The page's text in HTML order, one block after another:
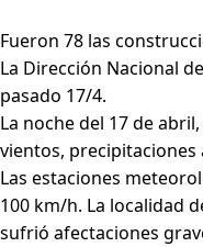
Fueron 78 las
La Dirección Nacional
pasado 17/4.
La noche del 17 de
vientos,
Las estaciones
100 km/h. La localidad
sufrió afectaciones